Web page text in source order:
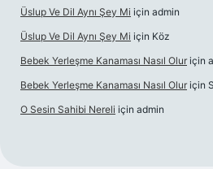
Üslup Ve Dil Aynı Şey Mi için admin
Üslup Ve Dil Aynı Şey Mi için Köz
Bebek Yerleşme Kanaması Nasıl Olur için
Bebek Yerleşme Kanaması Nasıl Olur için
O Sesin Sahibi Nereli için admin